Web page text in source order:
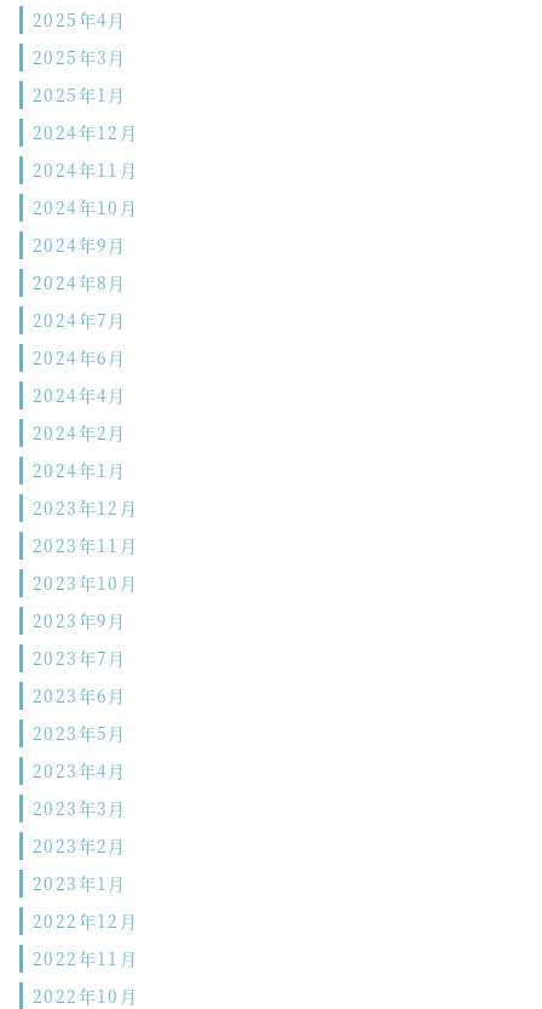
2025年4月
2025年3月
2025年1月
2024年12月
2024年11月
2024年10月
2024年9月
2024年8月
2024年7月
2024年6月
2024年4月
2024年2月
2024年1月
2023年12月
2023年11月
2023年10月
2023年9月
2023年7月
2023年6月
2023年5月
2023年4月
2023年3月
2023年2月
2023年1月
2022年12月
2022年11月
2022年10月